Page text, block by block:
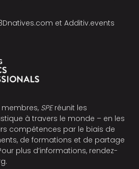
et Additiv.events
SPEréunit les
à travers le monde – en les
compétences par le biais de
de formations et de partage
plus d’informations, rendez-
.